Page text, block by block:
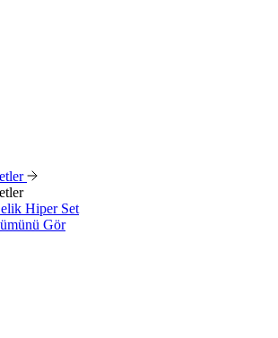
Hiper Set
Gör